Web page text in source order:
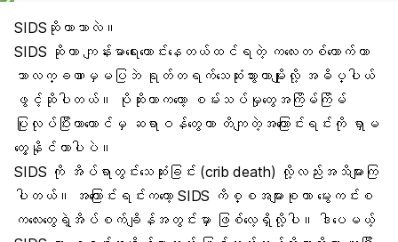
SIDSဆိုတာဘာလဲ။
SIDS ဆိုတာ ကျန်းမာရေးကောင်းနေတယ်ထင်ရတဲ့ ကလေးတစ်ယောက်ဟာ
ဘာလက္ခဏာမှမပြဘဲ ရုတ်တရက်သေဆုံးသွားတာမျိုးလို့ အဓိပ္ပါယ်
ဖွင့်ဆိုပါတယ်။ ပိုဆိုးတာကတော့ စမ်းသပ်မှုတွေအကြိမ်ကြိမ်
ပြုလုပ်ပြီးတာတောင်မှ ဆရာဝန်တွေဟာ တိကျတဲ့အကြောင်းရင်းကို ရှာမ
တွေ့နိုင်တာပါပဲ။
SIDS ကို အိပ်ရာတွင်းသေဆုံးခြင်း (crib death) လို့လည်းအသိများကြ
ပါတယ်။ အကြောင်းရင်းကတော့ SIDS ကိစ္စအများစုဟာ မွေးကင်းစ
ကလေးတွေရဲ့အိပ်စက်ချိန်အတွင်းမှာ ဖြစ်လေ့ရှိလို့ပါ။ ဒါပေမယ့်